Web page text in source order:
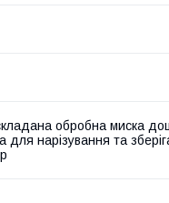
обробна миска
для нарізування та